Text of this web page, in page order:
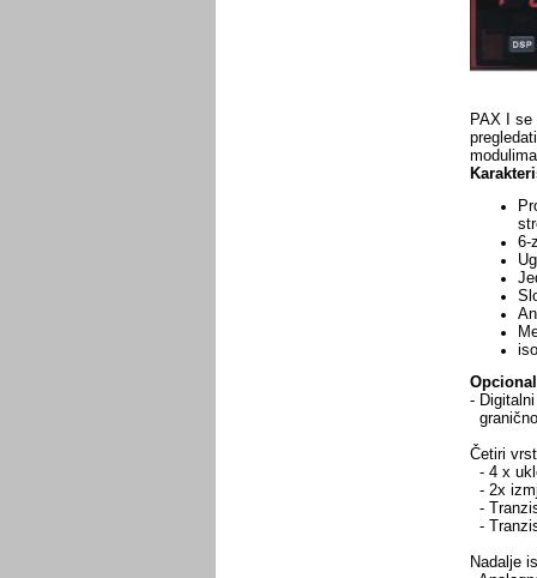
PAX I
6-
-
Četiri
- 4 x
- 2x
-
-
Nadalje